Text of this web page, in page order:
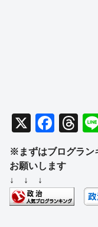
X
F
a
c
b
T
hr
e
d
※まずはブログラン
お願いします
↓ ↓ ↓